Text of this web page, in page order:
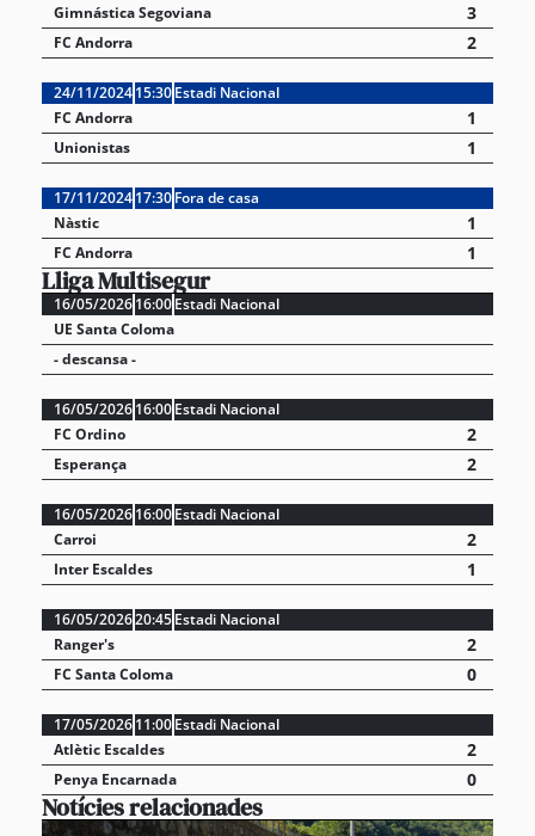
Gimnástica Segoviana
3
FC Andorra 2
24/11/202415:30Estadi Nacional
FC Andorra
1
Unionistas 1
17/11/202417:30Fora de casa
Nàstic
1
FC Andorra 1
Lliga Multisegur
16/05/202616:00Estadi Nacional
UE Santa Coloma
- descansa -
16/05/202616:00Estadi Nacional
FC Ordino
2
Esperança 2
16/05/202616:00Estadi Nacional
Carroi
2
Inter Escaldes 1
16/05/202620:45Estadi Nacional
Ranger's
2
FC Santa Coloma 0
17/05/202611:00Estadi Nacional
Atlètic Escaldes
2
Penya Encarnada 0
Notícies relacionades